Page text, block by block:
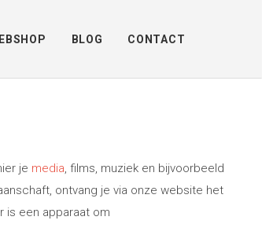
BLOG CONTACT
je media, films, muziek en bijvoorbeeld
ontvang je via onze website het
is een apparaat om